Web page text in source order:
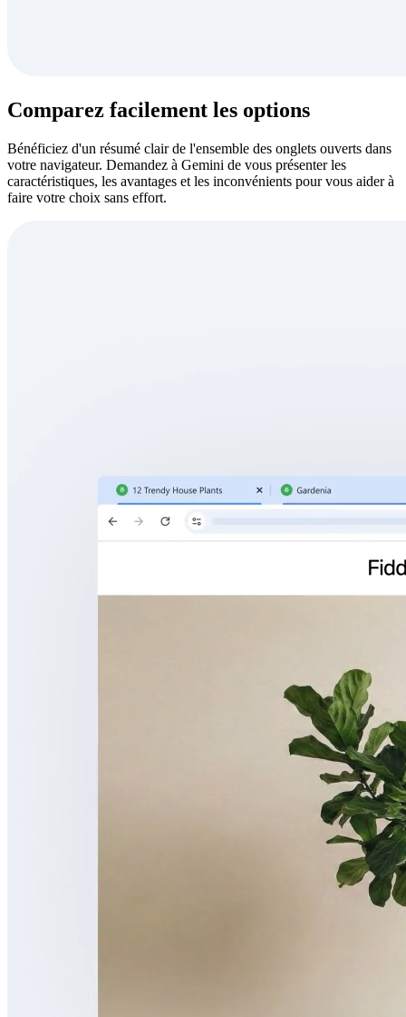
Comparez facilement les options
Bénéficiez d'un résumé clair de l'ensemble des onglets ouverts dans
votre navigateur. Demandez à Gemini de vous présenter les
caractéristiques, les avantages et les inconvénients pour vous aider à
faire votre choix sans effort.